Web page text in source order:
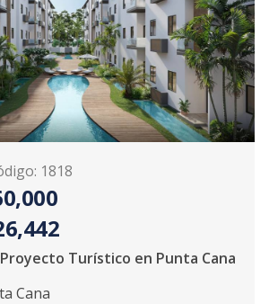
: 1818
Turístico en Punta Cana
Cana